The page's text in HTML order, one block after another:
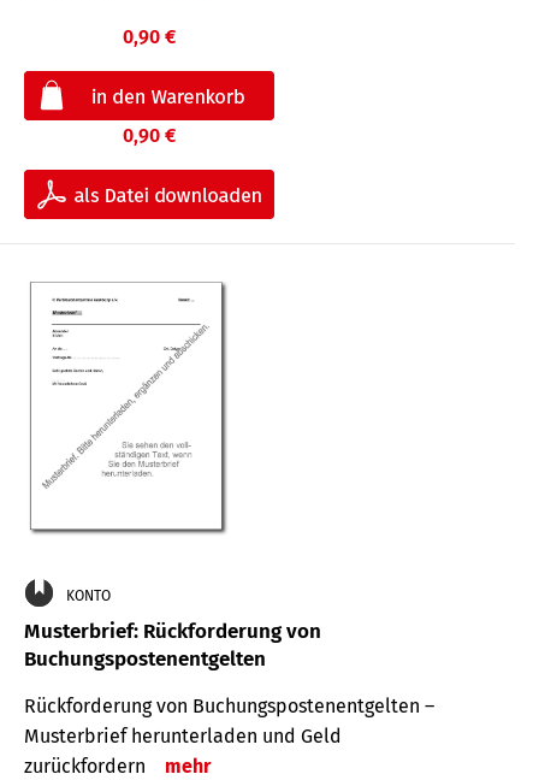
0,90 €
0,90 €
KONTO
Musterbrief: Rückforderung von
Buchungspostenentgelten
Rückforderung von Buchungspostenentgelten –
Musterbrief herunterladen und Geld
zurückfordern
mehr